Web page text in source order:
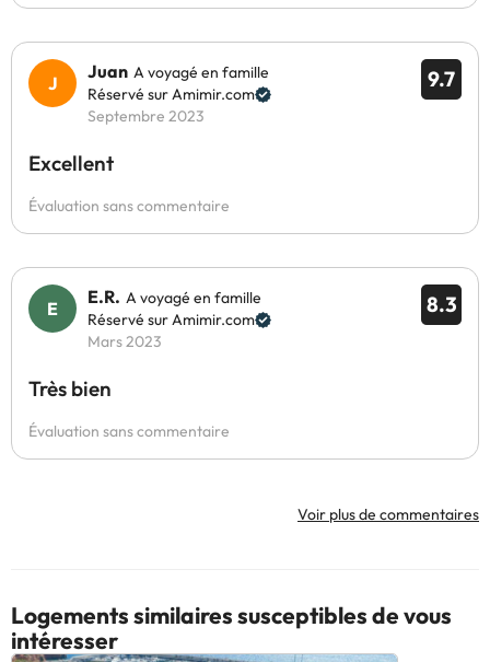
9.7
Juan A voyagé en famille
Réservé sur Amimir.com
Septembre 2023
Excellent
Évaluation sans commentaire
8.3
E.R. A voyagé en famille
Réservé sur Amimir.com
Mars 2023
Très bien
Évaluation sans commentaire
Voir plus de commentaires
Logements similaires susceptibles de vous
intéresser